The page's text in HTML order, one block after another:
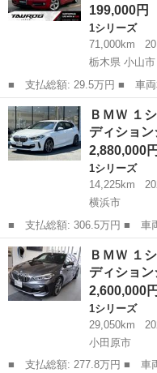
199,000円
1シリーズ
71,000km
栃木県 小山市
■ 支払総額: 29.5万円 ■ 車両本体価格： 199,000 円 ■ メーカー
名： ＢＭＷ ■ 車種名：
ｉ スポーツ オートエアコ
ート パワス...
栃木 小山市
ＢＭＷ １
ディショ
2,880,000円
1シリーズ
14,225km
横浜市
■ 支払総額: 306.5万円 ■ 車両本体価格： 2,880,000 円 ■ メーカ
ー名： ＢＭＷ ■ 車種名：
ｄ Ｍスポーツ エディション
付／２年...
神奈川 横浜市
ＢＭＷ １
ディショ
2,600,000円
1シリーズ
29,050km
小田原市
■ 支払総額: 277.8万円 ■ 車両本体価格： 2,600,000 円 ■ メーカ